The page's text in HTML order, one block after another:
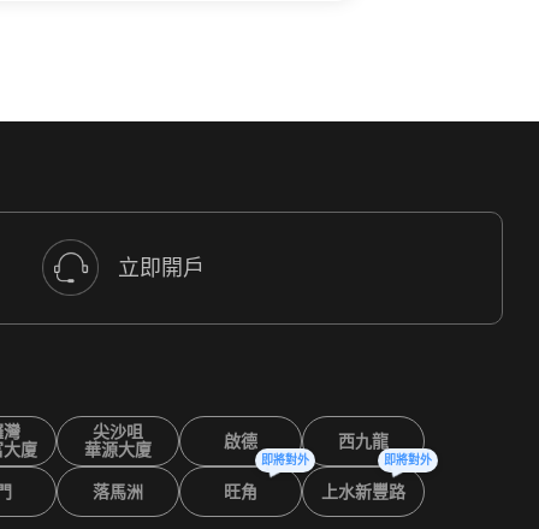
立即開戶
灣
大廈
尖沙咀
華源大廈
啟德 西九龍
落馬洲 旺角
即將對外
上水新豐路
即將對外